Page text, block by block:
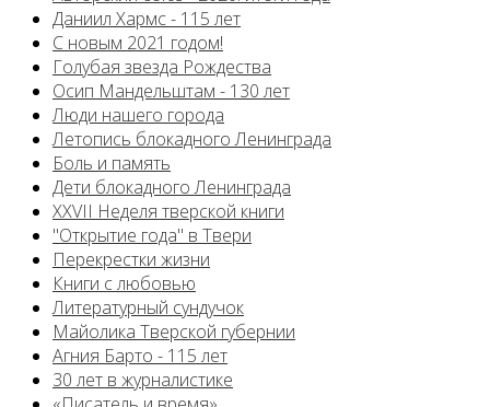
Даниил Хармс - 115 лет
С новым 2021 годом!
Голубая звезда Рождества
Осип Мандельштам - 130 лет
Люди нашего города
Летопись блокадного Ленинграда
Боль и память
Дети блокадного Ленинграда
XXVII Неделя тверской книги
"Открытие года" в Твери
Перекрестки жизни
Книги с любовью
Литературный сундучок
Майолика Тверской губернии
Агния Барто - 115 лет
30 лет в журналистике